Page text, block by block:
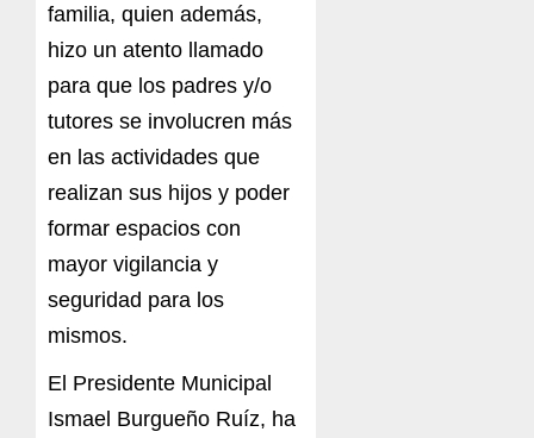
familia, quien además,
hizo un atento llamado
para que los padres y/o
tutores se involucren más
en las actividades que
realizan sus hijos y poder
formar espacios con
mayor vigilancia y
seguridad para los
mismos.
El Presidente Municipal
Ismael Burgueño Ruíz, ha